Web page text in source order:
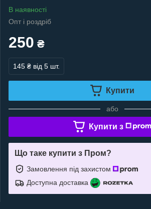
В наявності
Опт і роздріб
250 ₴
145 ₴ від 5 шт.
Купити
або
Купити з
Що таке купити з Пром?
Замовлення під захистом
Доступна доставка